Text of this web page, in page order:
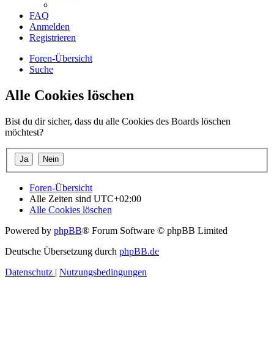
FAQ
Anmelden
Registrieren
Foren-Übersicht
Suche
Alle Cookies löschen
Bist du dir sicher, dass du alle Cookies des Boards löschen
möchtest?
Foren-Übersicht
Alle Zeiten sind UTC+02:00
Alle Cookies löschen
Powered by phpBB® Forum Software © phpBB Limited
Deutsche Übersetzung durch phpBB.de
Datenschutz | Nutzungsbedingungen